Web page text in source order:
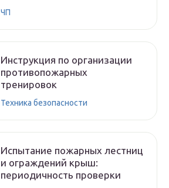
ЧП
Инструкция по организации
противопожарных
тренировок
Техника безопасности
Испытание пожарных лестниц
и ограждений крыш:
периодичность проверки